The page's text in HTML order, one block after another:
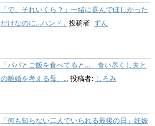
「で、それいくら？」一緒に喜んでほしかった
だけなのに…ハンド... 投稿者: ずん
「パパとご飯を食べてると…」食い尽くし夫と
の離婚を考える母、... 投稿者: しろみ
「何も知らない二人でいられる最後の日」妊娠